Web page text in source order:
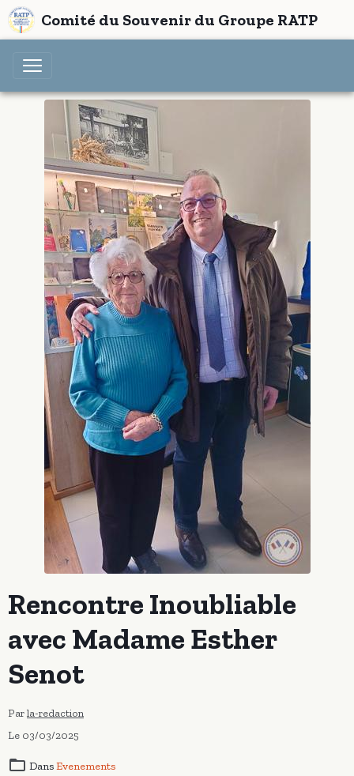
Comité du Souvenir du Groupe RATP
Rencontre Inoubliable
avec Madame Esther
Senot
Parla-redaction
Le 03/03/2025
DansEvenements